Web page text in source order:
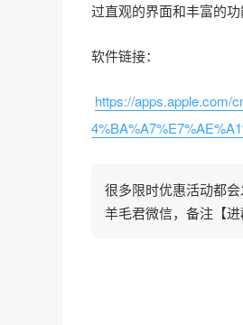
过直观的界面和丰富的
软件链接：
https://apps.apple.com/
很多限时优惠活动都
羊毛君微信，备注【进